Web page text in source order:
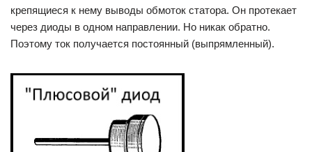
крепящиеся к нему выводы обмоток статора. Он протекает
через диоды в одном направлении. Но никак обратно.
Поэтому ток получается постоянный (выпрямленный).